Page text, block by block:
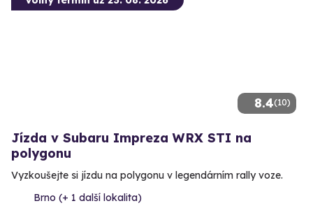
8.4(10)
Jízda v Subaru Impreza WRX STI na
polygonu
Vyzkoušejte si jízdu na polygonu v legendárním rally voze.
Brno (+ 1 další lokalita)